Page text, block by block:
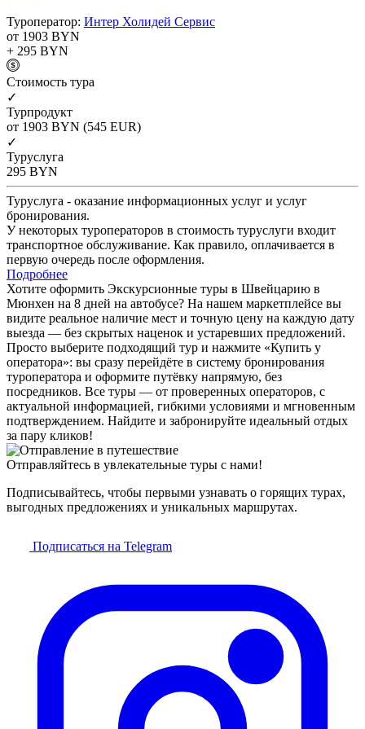
Туроператор: Интер Холидей Сервис
от 1903 BYN
+ 295 BYN
Cтоимость тура
✓
Турпродукт
от 1903 BYN (545 EUR)
✓
Туруслуга
295 BYN
Туруслуга - оказание информационных услуг и услуг
бронирования.
У некоторых туроператоров в стоимость туруслуги входит
транспортное обслуживание. Как правило, оплачивается в
первую очередь после оформления.
Подробнее
Хотите оформить Экскурсионные туры в Швейцарию в
Мюнхен на 8 дней на автобусе? На нашем маркетплейсе вы
видите реальное наличие мест и точную цену на каждую дату
выезда — без скрытых наценок и устаревших предложений.
Просто выберите подходящий тур и нажмите «Купить у
оператора»: вы сразу перейдёте в систему бронирования
туроператора и оформите путёвку напрямую, без
посредников. Все туры — от проверенных операторов, с
актуальной информацией, гибкими условиями и мгновенным
подтверждением. Найдите и забронируйте идеальный отдых
за пару кликов!
Отправляйтесь в увлекательные туры с нами!
Подписывайтесь, чтобы первыми узнавать о горящих турах,
выгодных предложениях и уникальных маршрутах.
Подписаться на Telegram